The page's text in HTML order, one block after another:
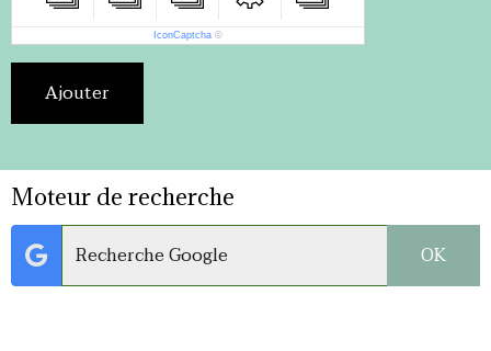
IconCaptcha ©
Ajouter
Moteur de recherche
OK